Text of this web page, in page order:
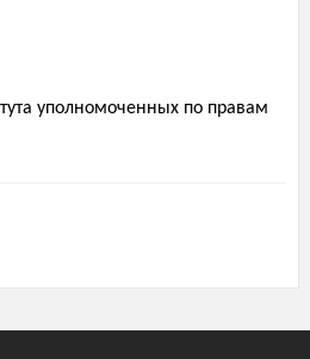
уполномоченных по правам